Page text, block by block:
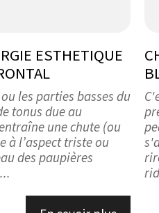
ESTHETIQUE
les parties basses du
tonus due au
une chute (ou
à l’aspect triste ou
des paupières